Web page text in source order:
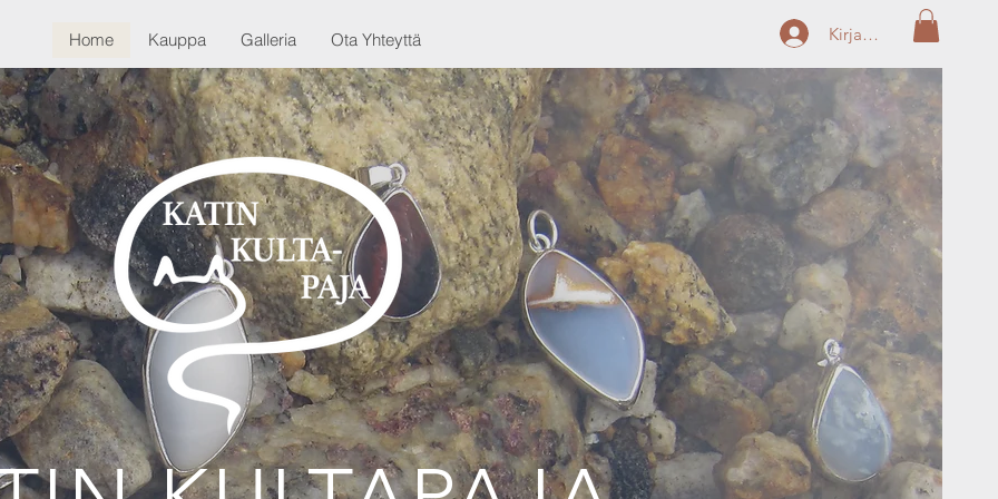
Home Kauppa Galleria Ota Yhteyttä Kirjaudu